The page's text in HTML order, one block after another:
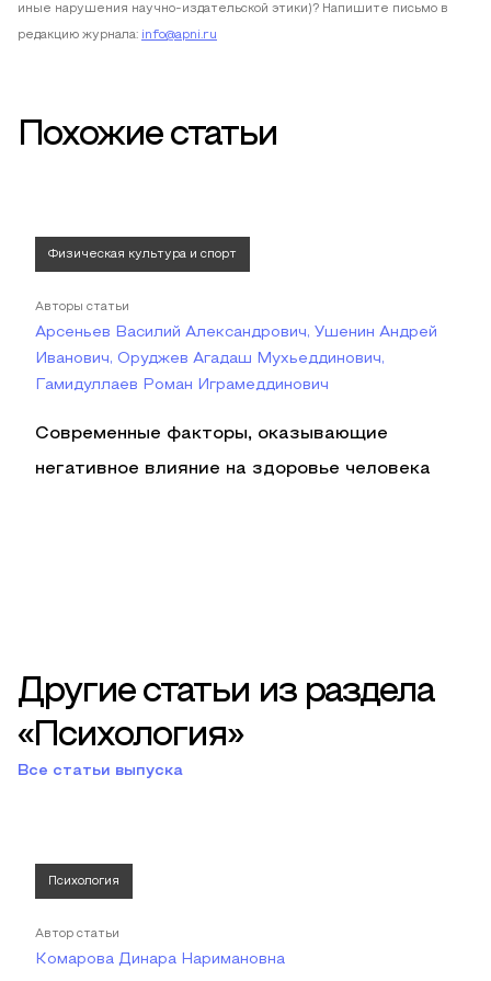
иные нарушения научно-издательской этики)? Напишите письмо в
редакцию журнала: info@apni.ru
Похожие статьи
Физическая культура и спорт
Авторы статьи
Арсеньев Василий Александрович, Ушенин Андрей
Иванович, Оруджев Агадаш Мухьеддинович,
Гамидуллаев Роман Играмеддинович
Современные факторы, оказывающие
негативное влияние на здоровье человека
Другие статьи из раздела
«Психология»
Все статьи выпуска
Психология
Автор статьи
Комарова Динара Наримановна